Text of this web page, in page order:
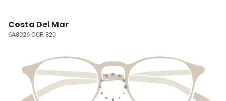
Costa Del Mar
6A8026 OCR 820